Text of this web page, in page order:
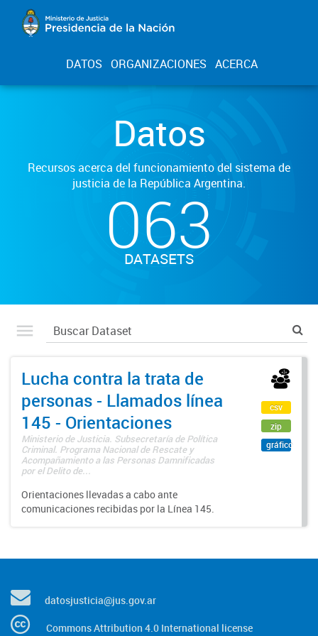
DATOS ORGANIZACIONES ACERCA
Datos
Recursos acerca del funcionamiento del sistema de
justicia de la República Argentina.
063
DATASETS
Lucha contra la trata de
personas - Llamados línea
145 - Orientaciones
Ministerio de Justicia. Subsecretaría de Política
Criminal. Programa Nacional de Rescate y
Acompañamiento a las Personas Damnificadas
por el Delito de...
Orientaciones llevadas a cabo ante
comunicaciones recibidas por la Línea 145.
csv
zip
gráfico
datosjusticia@jus.gov.ar
Commons Attribution 4.0 International license